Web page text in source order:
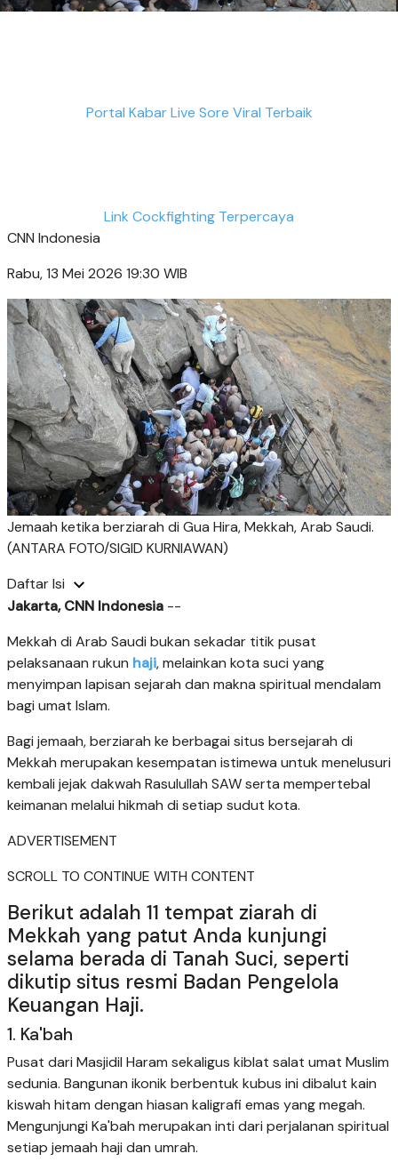
Portal Kabar Live Sore Viral Terbaik
Link Cockfighting Terpercaya
CNN Indonesia
Rabu, 13 Mei 2026 19:30 WIB
Jemaah ketika berziarah di Gua Hira, Mekkah, Arab Saudi.
(ANTARA FOTO/SIGID KURNIAWAN)
Daftar Isi
Jakarta, CNN Indonesia --
Mekkah di Arab Saudi bukan sekadar titik pusat
pelaksanaan rukun haji, melainkan kota suci yang
menyimpan lapisan sejarah dan makna spiritual mendalam
bagi umat Islam.
Bagi jemaah, berziarah ke berbagai situs bersejarah di
Mekkah merupakan kesempatan istimewa untuk menelusuri
kembali jejak dakwah Rasulullah SAW serta mempertebal
keimanan melalui hikmah di setiap sudut kota.
ADVERTISEMENT
SCROLL TO CONTINUE WITH CONTENT
Berikut adalah 11 tempat ziarah di
Mekkah yang patut Anda kunjungi
selama berada di Tanah Suci, seperti
dikutip situs resmi Badan Pengelola
Keuangan Haji.
1. Ka'bah
Pusat dari Masjidil Haram sekaligus kiblat salat umat Muslim
sedunia. Bangunan ikonik berbentuk kubus ini dibalut kain
kiswah hitam dengan hiasan kaligrafi emas yang megah.
Mengunjungi Ka'bah merupakan inti dari perjalanan spiritual
setiap jemaah haji dan umrah.